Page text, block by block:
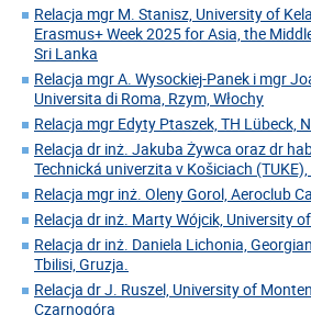
Relacja mgr M. Stanisz, University of
Erasmus+ Week 2025 for Asia, the
Sri Lanka
Relacja mgr A. Wysockiej-Panek i mgr
Universita di Roma, Rzym, Włochy
Relacja mgr Edyty Ptaszek, TH Lübeck,
Relacja dr inż. Jakuba Żywca oraz dr
Technická univerzita v Košiciach (TUKE),
Relacja mgr inż. Oleny Gorol, Aeroclub
Relacja dr inż. Marty Wójcik, University
Relacja dr inż. Daniela Lichonia,
Tbilisi, Gruzja.
Relacja dr J. Ruszel, University of
Czarnogóra